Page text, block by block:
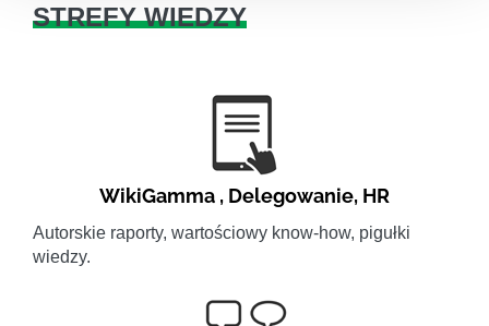
STREFY WIEDZY
WikiGamma , Delegowanie, HR
Autorskie raporty, wartościowy know-how, pigułki
wiedzy.